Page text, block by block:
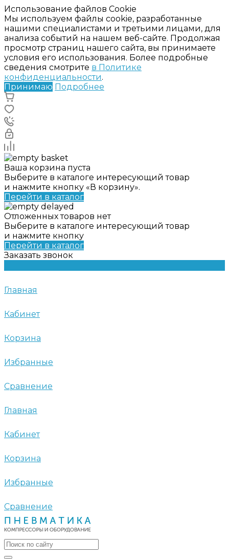
Использование файлов Cookie
Мы используем файлы cookie, разработанные
нашими специалистами и третьими лицами, для
анализа событий на нашем веб-сайте. Продолжая
просмотр страниц нашего сайта, вы принимаете
условия его использования. Более подробные
сведения смотрите в Политике
конфиденциальности.
Принимаю Подробнее
Ваша корзина пуста
Выберите в каталоге интересующий товар
и нажмите кнопку «В корзину».
Перейти в каталог
Отложенных товаров нет
Выберите в каталоге интересующий товар
и нажмите кнопку
Перейти в каталог
Заказать звонок
Главная
Кабинет
Корзина
Избранные
Сравнение
Главная
Кабинет
Корзина
Избранные
Сравнение